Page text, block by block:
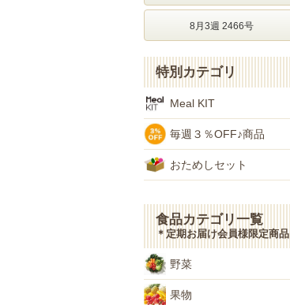
8月3週 2466号
特別カテゴリ
Meal KIT
毎週３％OFF♪商品
おためしセット
食品カテゴリ一覧
＊定期お届け会員様限定商品
野菜
果物